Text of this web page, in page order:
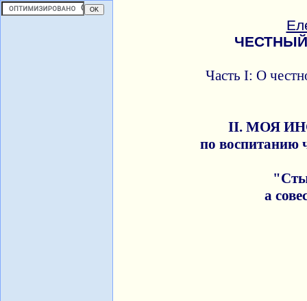
Часть I: О
II. МОЯ
по воспитанию
а